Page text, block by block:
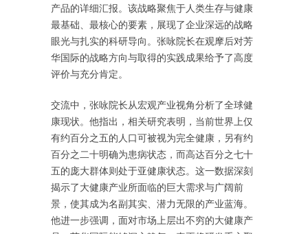
产品的详细汇报。该战略聚焦于人类生存与健康
最基础、最核心的要素，展现了企业深远的战略
眼光与扎实的科研导向。张咏院长在观摩后对芳
华国际的战略方向与取得的实践成果给予了高度
评价与充分肯定。
交流中，张咏院长从宏观产业视角分析了全球健
康现状。他指出，相关研究表明，当前世界上仅
有约百分之五的人口可被视为完全健康，另有约
百分之二十明确为患病状态，而高达百分之七十
五的庞大群体则处于亚健康状态。这一数据深刻
揭示了大健康产业所面临的巨大需求与广阔前
景，使其成为名副其实、潜力无限的产业蓝海。
他进一步强调，面对市场上层出不穷的大健康产